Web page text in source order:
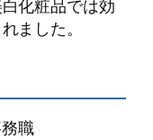
化粧品では効
ました。
職